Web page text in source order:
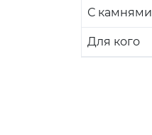
С камнями
Для кого